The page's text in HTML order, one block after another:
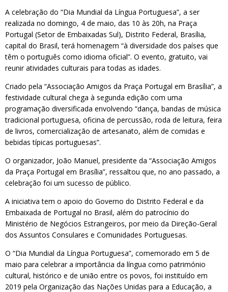
A celebração do “Dia Mundial da Língua Portuguesa”, a ser
realizada no domingo, 4 de maio, das 10 às 20h, na Praça
Portugal (Setor de Embaixadas Sul), Distrito Federal, Brasília,
capital do Brasil, terá homenagem “à diversidade dos países que
têm o português como idioma oficial”. O evento, gratuito, vai
reunir atividades culturais para todas as idades.
Criado pela “Associação Amigos da Praça Portugal em Brasília”, a
festividade cultural chega à segunda edição com uma
programação diversificada envolvendo “dança, bandas de música
tradicional portuguesa, oficina de percussão, roda de leitura, feira
de livros, comercialização de artesanato, além de comidas e
bebidas típicas portuguesas”.
O organizador, João Manuel, presidente da “Associação Amigos
da Praça Portugal em Brasília”, ressaltou que, no ano passado, a
celebração foi um sucesso de público.
A iniciativa tem o apoio do Governo do Distrito Federal e da
Embaixada de Portugal no Brasil, além do patrocínio do
Ministério de Negócios Estrangeiros, por meio da Direção-Geral
dos Assuntos Consulares e Comunidades Portuguesas.
O “Dia Mundial da Língua Portuguesa”, comemorado em 5 de
maio para celebrar a importância da língua como património
cultural, histórico e de união entre os povos, foi instituído em
2019 pela Organização das Nações Unidas para a Educação, a